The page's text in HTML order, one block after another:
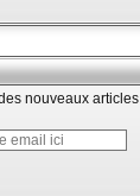
nouveaux articles